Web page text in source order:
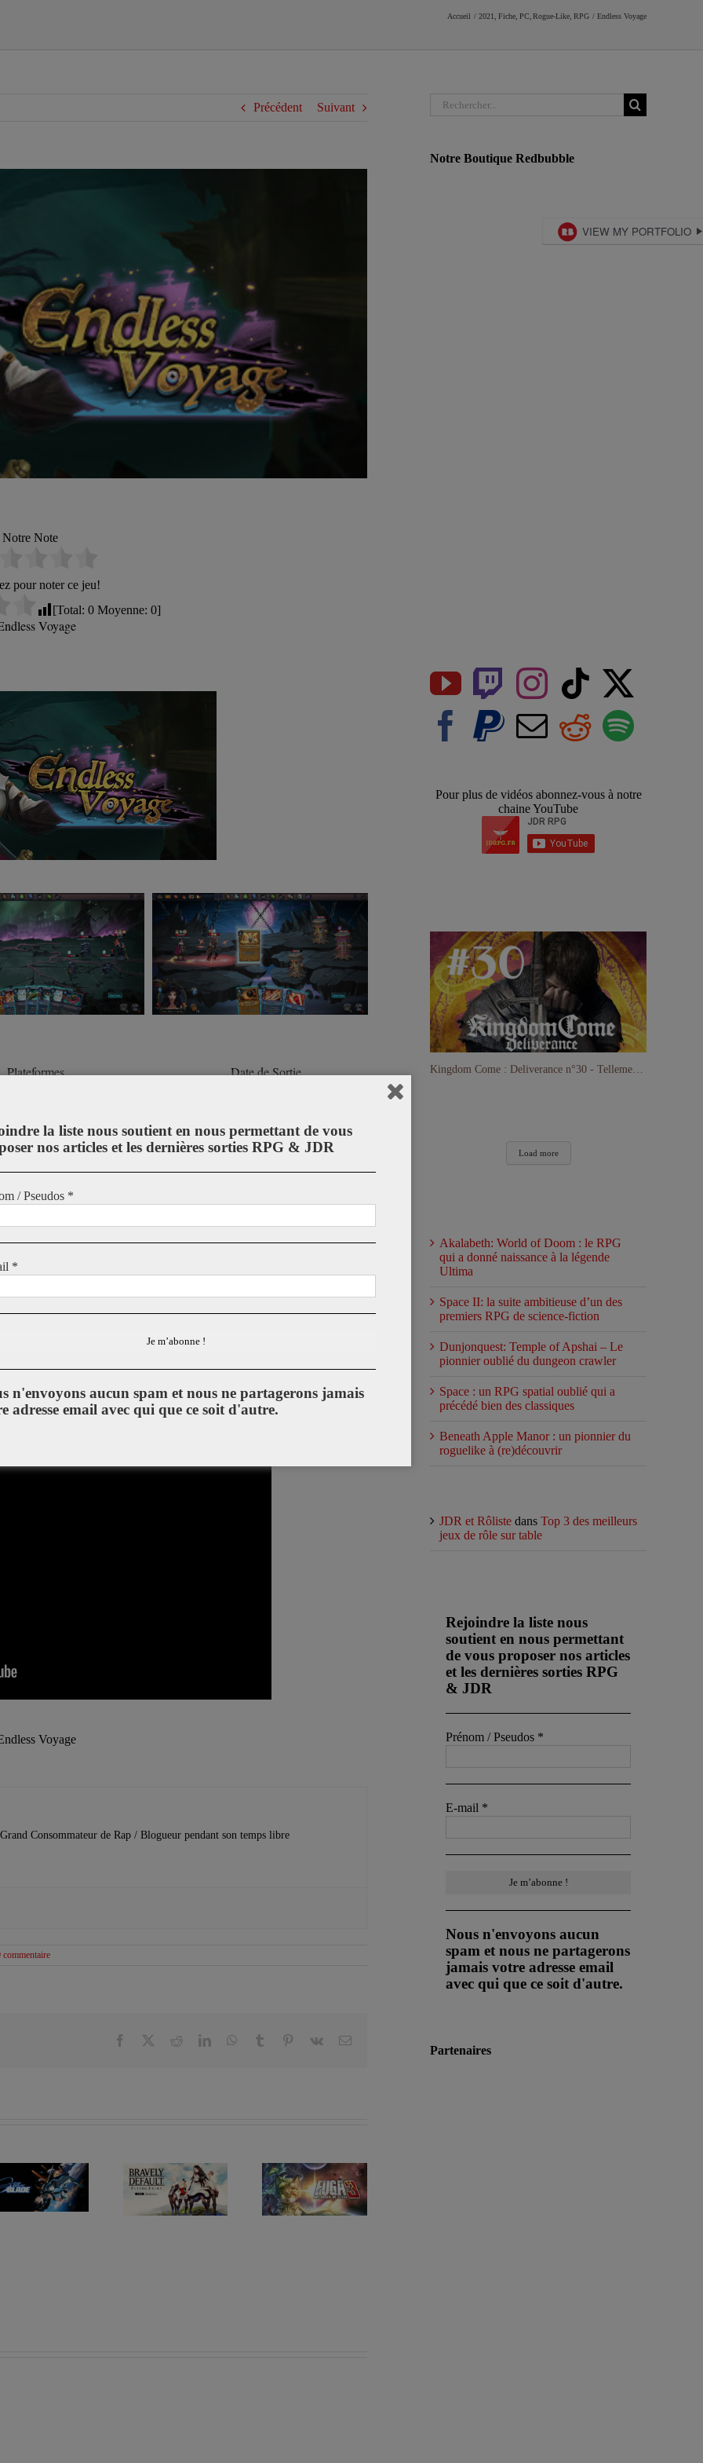
Accueil 2021 Fiche PC Rogue-Like RPG Endless Voyage
Précédent Suivant
Notre Note
pour noter ce jeu!
[Total: 0 Moyenne: 0]
Voyage
Plateformes Date de Sortie
Aucun DLC
connue sous le nom de «livre des morts», trouvée par un
là que réside votre aventure. Realm of Soul – Peu à peu, le monde
Dans ce monde flou, comment se rendre au palais
Voyage
Consommateur de Rap / Blogueur pendant son temps libre
commentaire
Facebook RedditLinkedInWhatsApp
Tumblr Pinterest
Vk Email
Les sorties
RPG du
02/06/2025 au
Les sorties
RPG du
26/05/2025 au
Rechercher:
Notre Boutique Redbubble
Pour plus de vidéos abonnez-vous à notre
chaine YouTube
Load more
Akalabeth: World of Doom : le RPG
qui a donné naissance à la légende
Ultima
Space II: la suite ambitieuse d’un des
premiers RPG de science-fiction
Dunjonquest: Temple of Apshai – Le
pionnier oublié du dungeon crawler
Space : un RPG spatial oublié qui a
précédé bien des classiques
Beneath Apple Manor : un pionnier du
roguelike à (re)découvrir
JDR et Rôliste dans Top 3 des meilleurs
jeux de rôle sur table
Rejoindre la liste nous
soutient en nous permettant
de vous proposer nos articles
et les dernières sorties RPG
& JDR
Prénom / Pseudos *
E-mail *
Nous n'envoyons aucun
spam et nous ne partagerons
jamais votre adresse email
avec qui que ce soit d'autre.
Partenaires
la liste nous soutient en nous permettant de vous
nos articles et les dernières sorties RPG & JDR
/ Pseudos *
*
n'envoyons aucun spam et nous ne partagerons jamais
adresse email avec qui que ce soit d'autre.